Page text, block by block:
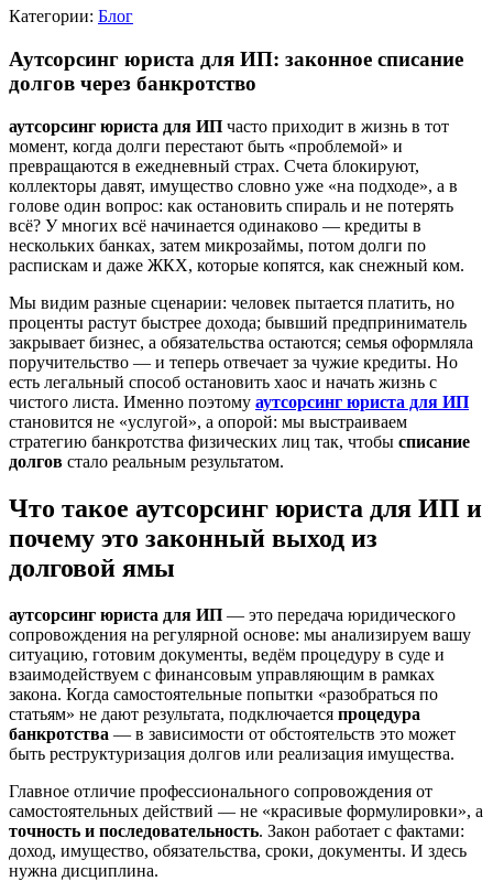
Категории: Блог
Аутсорсинг юриста для ИП: законное списание
долгов через банкротство
аутсорсинг юриста для ИП часто приходит в жизнь в тот
момент, когда долги перестают быть «проблемой» и
превращаются в ежедневный страх. Счета блокируют,
коллекторы давят, имущество словно уже «на подходе», а в
голове один вопрос: как остановить спираль и не потерять
всё? У многих всё начинается одинаково — кредиты в
нескольких банках, затем микрозаймы, потом долги по
распискам и даже ЖКХ, которые копятся, как снежный ком.
Мы видим разные сценарии: человек пытается платить, но
проценты растут быстрее дохода; бывший предприниматель
закрывает бизнес, а обязательства остаются; семья оформляла
поручительство — и теперь отвечает за чужие кредиты. Но
есть легальный способ остановить хаос и начать жизнь с
чистого листа. Именно поэтому аутсорсинг юриста для ИП
становится не «услугой», а опорой: мы выстраиваем
стратегию банкротства физических лиц так, чтобы списание
долгов стало реальным результатом.
Что такое аутсорсинг юриста для ИП и
почему это законный выход из
долговой ямы
аутсорсинг юриста для ИП — это передача юридического
сопровождения на регулярной основе: мы анализируем вашу
ситуацию, готовим документы, ведём процедуру в суде и
взаимодействуем с финансовым управляющим в рамках
закона. Когда самостоятельные попытки «разобраться по
статьям» не дают результата, подключается процедура
банкротства — в зависимости от обстоятельств это может
быть реструктуризация долгов или реализация имущества.
Главное отличие профессионального сопровождения от
самостоятельных действий — не «красивые формулировки», а
точность и последовательность. Закон работает с фактами:
доход, имущество, обязательства, сроки, документы. И здесь
нужна дисциплина.